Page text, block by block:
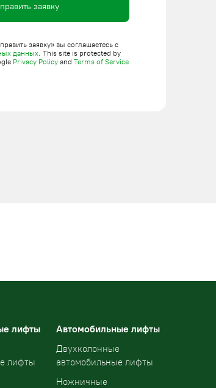
заявку
заявку» вы соглашаетесь с
данных. This site is protected by
Privacy Policy and Terms of Service
лифты
лифты
Автомобильные лифты
Двухколонные
автомобильные лифты
Ножничные